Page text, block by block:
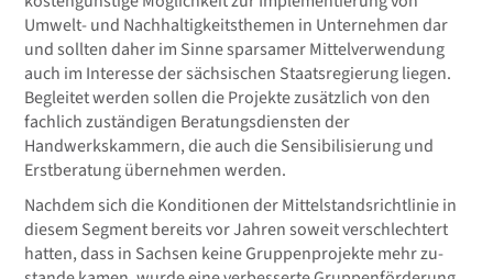
Umwelt- und Nachhaltigkeitsthemen in Unternehmen dar
und sollten daher im Sinne sparsamer Mittelverwendung
auch im Interesse der sächsischen Staatsregierung liegen.
Begleitet werden sollen die Projekte zusätzlich von den
fachlich zuständigen Beratungsdiensten der
Handwerkskammern, die auch die Sensibilisierung und
Erstberatung übernehmen werden.
Nachdem sich die Konditionen der Mittelstandsrichtlinie in
die­sem Segment bereits vor Jahren soweit verschlechtert
hatten, dass in Sachsen keine Gruppenprojekte mehr zu­